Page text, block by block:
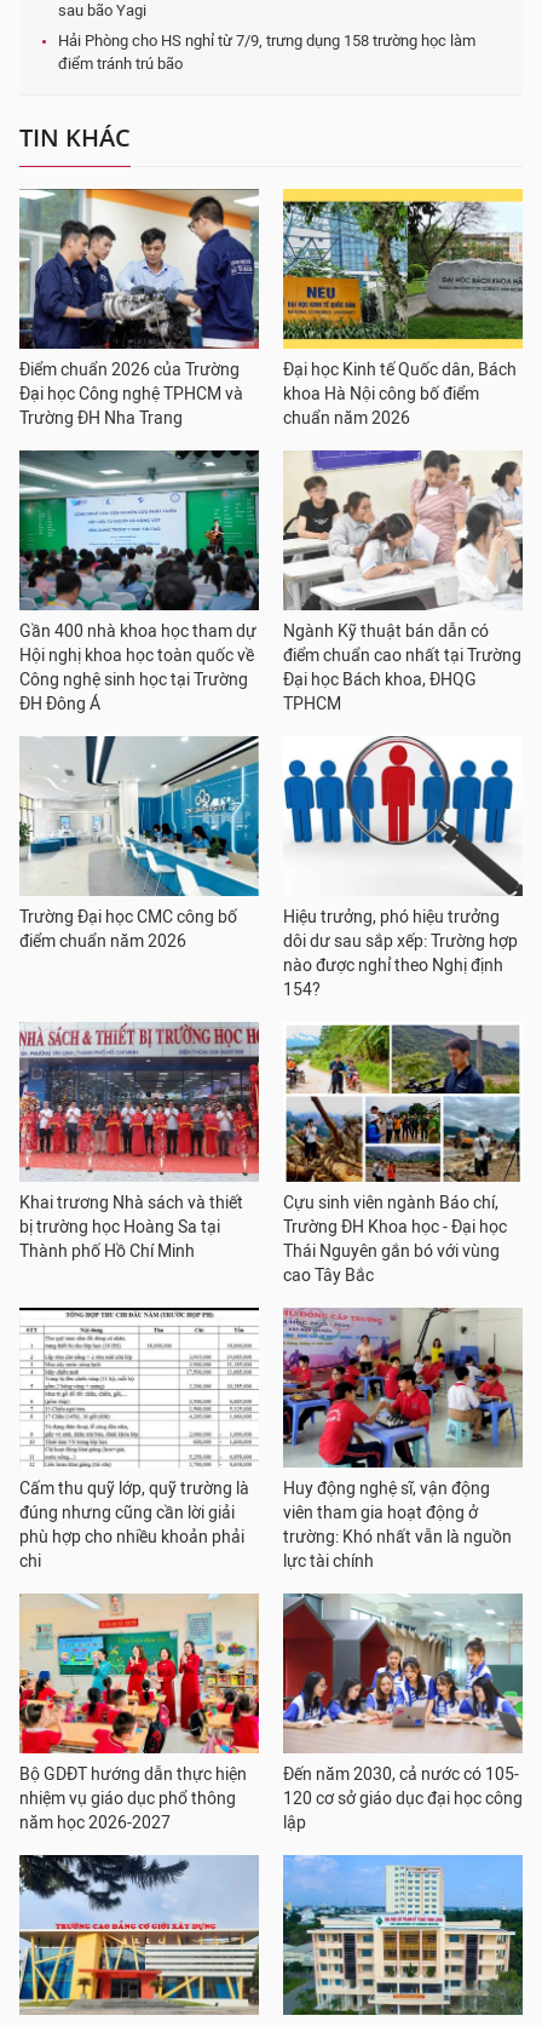
sau bão Yagi
Hải Phòng cho HS nghỉ từ 7/9, trưng dụng 158 trường học làm
điểm tránh trú bão
TIN KHÁC
Điểm chuẩn 2026 của Trường
Đại học Công nghệ TPHCM và
Trường ĐH Nha Trang
Đại học Kinh tế Quốc dân, Bách
khoa Hà Nội công bố điểm
chuẩn năm 2026
Gần 400 nhà khoa học tham dự
Hội nghị khoa học toàn quốc về
Công nghệ sinh học tại Trường
ĐH Đông Á
Ngành Kỹ thuật bán dẫn có
điểm chuẩn cao nhất tại Trường
Đại học Bách khoa, ĐHQG
TPHCM
Trường Đại học CMC công bố
điểm chuẩn năm 2026
Hiệu trưởng, phó hiệu trưởng
dôi dư sau sắp xếp: Trường hợp
nào được nghỉ theo Nghị định
154?
Khai trương Nhà sách và thiết
bị trường học Hoàng Sa tại
Thành phố Hồ Chí Minh
Cựu sinh viên ngành Báo chí,
Trường ĐH Khoa học - Đại học
Thái Nguyên gắn bó với vùng
cao Tây Bắc
Cấm thu quỹ lớp, quỹ trường là
đúng nhưng cũng cần lời giải
phù hợp cho nhiều khoản phải
chi
Huy động nghệ sĩ, vận động
viên tham gia hoạt động ở
trường: Khó nhất vẫn là nguồn
lực tài chính
Bộ GDĐT hướng dẫn thực hiện
nhiệm vụ giáo dục phổ thông
năm học 2026-2027
Đến năm 2030, cả nước có 105-
120 cơ sở giáo dục đại học công
lập